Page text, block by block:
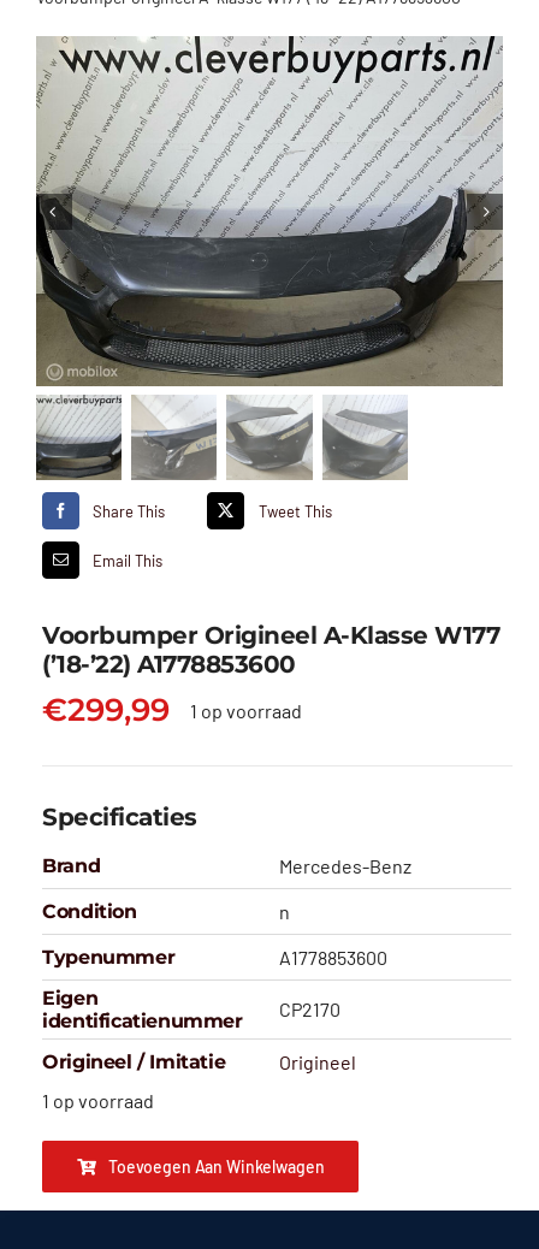
Share This Tweet This
Email This
Voorbumper Origineel A-Klasse W177
(’18-’22) A1778853600
€299,99 1 op voorraad
Specificaties
Brand
Mercedes-Benz
Condition
n
Typenummer
A1778853600
Eigen
identificatienummer
CP2170
Origineel / Imitatie
Origineel
1 op voorraad
Toevoegen Aan Winkelwagen